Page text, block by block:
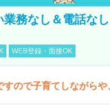
業務なし＆電話な
WEB登録・面接OK
ので子育てしながら